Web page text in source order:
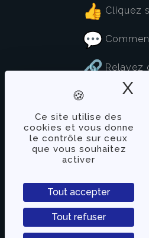
Ce site utilise des
cookies et vous donne
le contrôle sur ceux
que vous souhaitez
activer
Tout accepter
Tout refuser
X
Cliquez
Relayez
Rdv
TVLibertés
indépendante des
apporter une
s’attache à donner
européenne.